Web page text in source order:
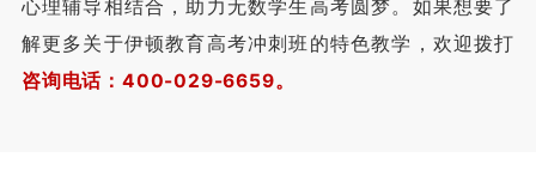
心理辅导相结合，助力无数学生高考圆梦。如果想要了
解更多关于伊顿教育高考冲刺班的特色教学，欢迎拨打
咨询电话：400-029-6659。